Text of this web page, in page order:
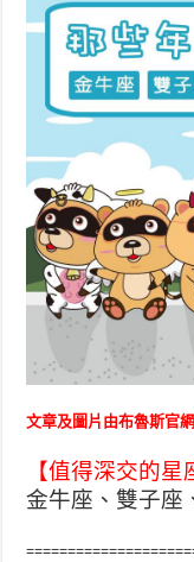
文章及圖片由布魯斯官
【值得深交的星
金牛座、雙子座